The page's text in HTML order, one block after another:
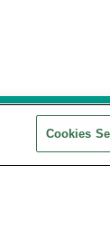
Cookies